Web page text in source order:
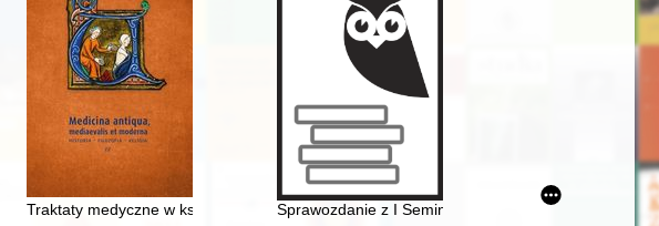
inspektorze szkolnym w latach 1945-1948
ksiąg miejskich z XVII wieku
Traktaty medyczne w księgozbiorach mieszczańskich (w świetle inwentarzy pośmiertnych
Sprawozdanie z I Seminarium warsztatowego -